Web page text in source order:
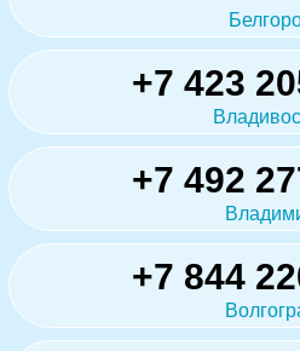
+7 423
+7 492
+7 844